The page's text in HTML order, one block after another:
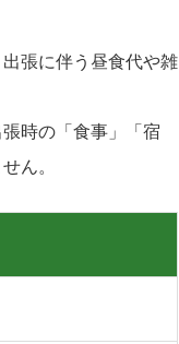
張に伴う昼食代や雑
時の「食事」「宿
ん。